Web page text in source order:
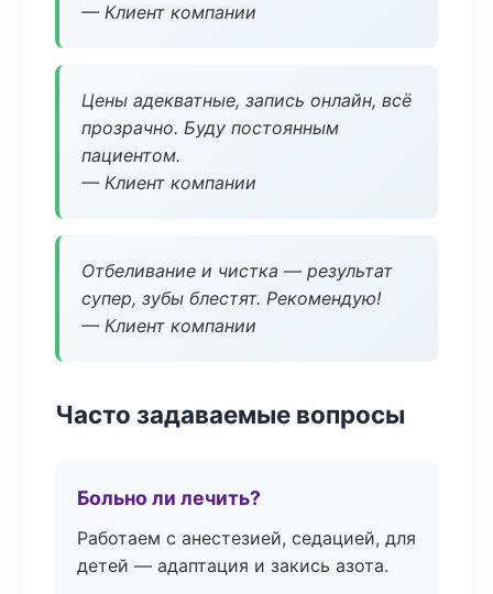
— Клиент компании
Цены адекватные, запись онлайн, всё
прозрачно. Буду постоянным
пациентом.
— Клиент компании
Отбеливание и чистка — результат
супер, зубы блестят. Рекомендую!
— Клиент компании
Часто задаваемые вопросы
Больно ли лечить?
Работаем с анестезией, седацией, для
детей — адаптация и закись азота.